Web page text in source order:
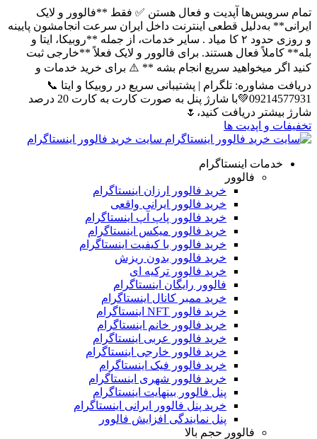
تمام سرویس‌ها آپدیت و فعال هستن ✅ فقط **فالوور و لایک
ایرانی** به‌دلیل قطعی اینترنت داخل ایران سرعت انجامشون پایینه
و روزی حدود ۲ کا میاد . سایر خدمات، از جمله **روبیکا، ایتا و
بله** کاملاً فعال هستند. برای فالوور و لایک فعلاً **خارجی ثبت
کنید اگر میخواهید سریع انجام بشه ** ⚠️ برای خرید خدمات و
دریافت مشاوره: تلگرام | پشتیبانی سریع در روبیکا و ایتا 📞
09214577931💚با شارژ پنل به صورت کارت به کارت 20 درصد
شارژ بیشتر دریافت کنید،🌷
تخفیفات و اپدیت ها
سایت خرید فالوور اینستاگرام
خدمات اینستاگرام
فالوور
خرید فالوور ارزان اینستاگرام
خرید فالوور ایرانی واقعی
خرید فالوور پاپ آپ اینستاگرام
خرید فالوور میکس اینستاگرام
خرید فالوور با کیفیت اینستاگرام
خرید فالوور بدون ریزش
خرید فالوور ترکیه ای
فالوور رایگان اینستاگرام
خرید ممبر کانال اینستاگرام
خرید فالوور NFT اینستاگرام
خرید فالوور خانم اینستاگرام
خرید فالوور عربی اینستاگرام
خرید فالوور خارجی اینستاگرام
خرید فالوور فیک اینستاگرام
خرید فالوور شهری اینستاگرام
پنل فالوور بینهایت اینستاگرام
خرید پنل فالوور ایرانی اینستاگرام
پنل نمایندگی افزایش فالوور
فالوور حجم بالا